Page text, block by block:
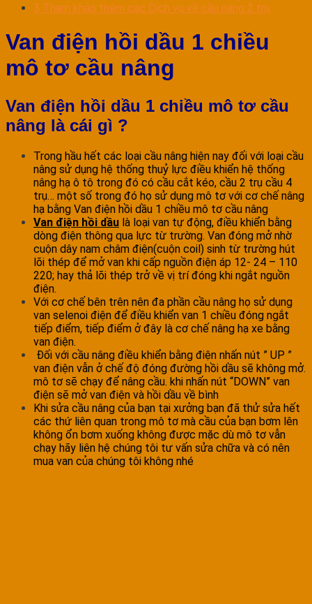
3 Tham khảo thêm các Dịch vụ về cầu nâng 2 trụ
Van điện hồi dầu 1 chiều
mô tơ cầu nâng
Van điện hồi dầu 1 chiều mô tơ cầu
nâng là cái gì ?
Trong hầu hết các loại cầu nâng hiện nay đối với loại cầu
nâng sử dụng hệ thống thuỷ lực điều khiển hệ thống
nâng hạ ô tô trong đó có cầu cắt kéo, cầu 2 trụ cầu 4
trụ… một số trong đó họ sử dụng mô tơ với cơ chế nâng
hạ bằng Van điện hồi dầu 1 chiều mô tơ cầu nâng
Van điện hồi dầu là loại van tự động, điều khiển bằng
dòng điện thông qua lực từ trường. Van đóng mở nhờ
cuộn dây nam châm điện(cuộn coil) sinh từ trường hút
lõi thép để mở van khi cấp nguồn điện áp 12- 24 – 110
220; hay thả lõi thép trở về vị trí đóng khi ngắt nguồn
điện.
Với cơ chế bên trên nên đa phần cầu nâng họ sử dụng
van selenoi điện để điều khiển van 1 chiều đóng ngắt
tiếp điểm, tiếp điểm ở đây là cơ chế nâng hạ xe bằng
van điện.
Đối với cầu nâng điều khiển bằng điện nhấn nút ” UP ”
van điện vẫn ở chế độ đóng đường hồi dầu sẽ không mở.
mô tơ sẽ chạy để nâng cầu. khi nhấn nút “DOWN” van
điện sẽ mở van điện và hồi dầu về bình
Khi sửa cầu nâng của bạn tại xưởng bạn đã thử sửa hết
các thứ liên quan trong mô tơ mà cầu của bạn bơm lên
không ổn bơm xuống không được mặc dù mô tơ vẫn
chạy hãy liên hệ chúng tôi tư vấn sửa chữa và có nên
mua van của chúng tôi không nhé